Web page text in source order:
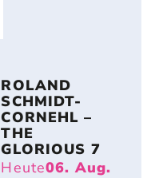
ROLAND
SCHMIDT-
CORNEHL –
THE
GLORIOUS 7
Heute06. Aug.